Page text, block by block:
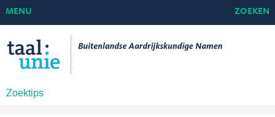
Zoektips
MENU ZOEKEN